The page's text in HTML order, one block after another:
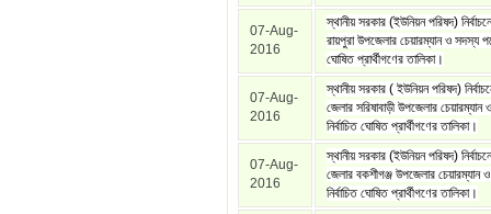
07-Aug-
2016
স্থানীয় সরকার (ইউনিয়ন পরিষদ)
রায়পুরা উপজেলার চেয়ারম্যান ও সদস্য
ঘোষিত প্রার্থীগণের তালিকা।
07-Aug-
2016
স্থানীয় সরকার ( ইউনিয়ন পরিষদ)
জেলার সরিষাবাড়ী উপজেলার
নির্বাচিত ঘোষিত প্রার্থীগণের তালিকা।
07-Aug-
2016
স্থানীয় সরকার (ইউনিয়ন পরিষদ)
জেলার বকশীগঞ্জ উপজেলার চেয়ারম্যান
নির্বাচিত ঘোষিত প্রার্থীগণের তালিকা।